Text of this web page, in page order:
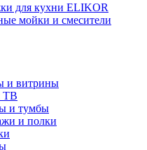
для кухни ELIKOR
мойки и смесители
и витрины
ТВ
и тумбы
и полки